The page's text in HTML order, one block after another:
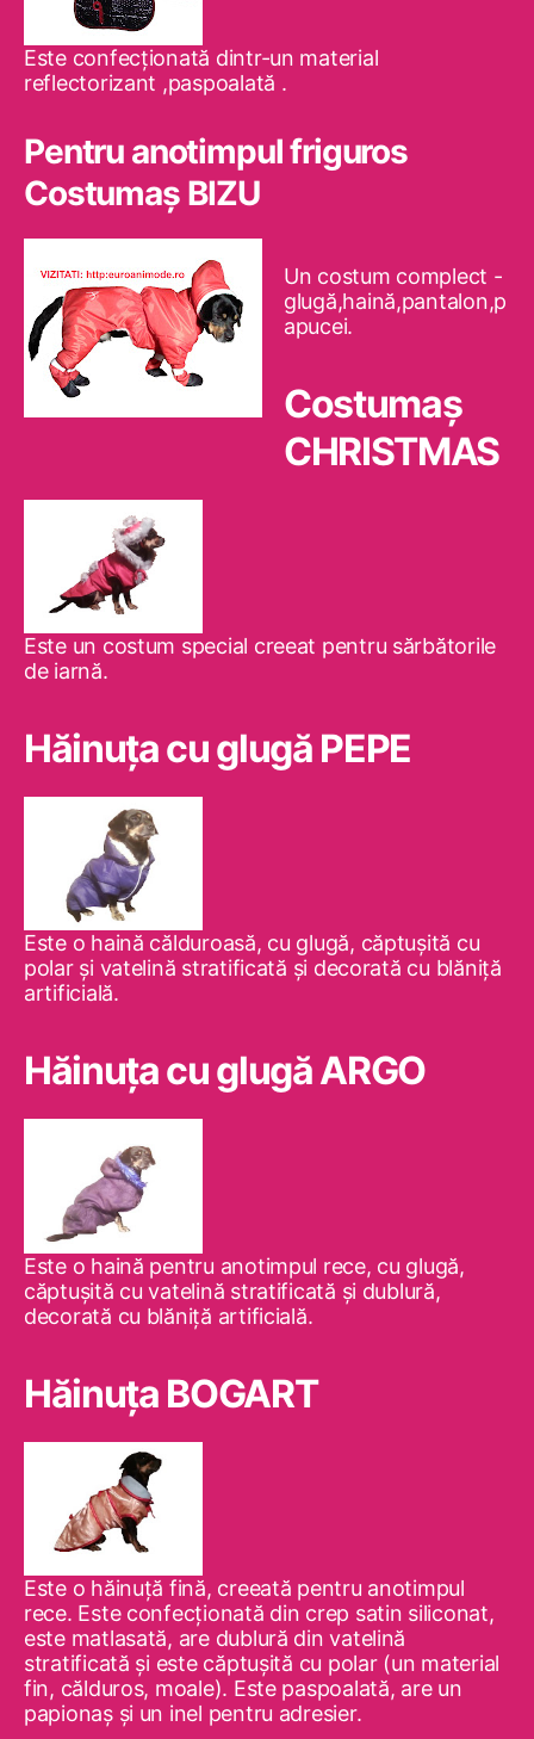
Este confecţionată dintr-un material
reflectorizant ,paspoalată .
Pentru anotimpul friguros
Costumaş BIZU
Un costum complect -
glugă,haină,pantalon,p
apucei.
Costumaş
CHRISTMAS
Este un costum special creeat pentru sărbătorile
de iarnă.
Hăinuţa cu glugă PEPE
Este o haină călduroasă, cu glugă, căptuşită cu
polar şi vatelină stratificată şi decorată cu blăniţă
artificială.
Hăinuţa cu glugă ARGO
Este o haină pentru anotimpul rece, cu glugă,
căptuşită cu vatelină stratificată şi dublură,
decorată cu blăniţă artificială.
Hăinuţa BOGART
Este o hăinuţă fină, creeată pentru anotimpul
rece. Este confecţionată din crep satin siliconat,
este matlasată, are dublură din vatelină
stratificată şi este căptuşită cu polar (un material
fin, călduros, moale). Este paspoalată, are un
papionaş şi un inel pentru adresier.